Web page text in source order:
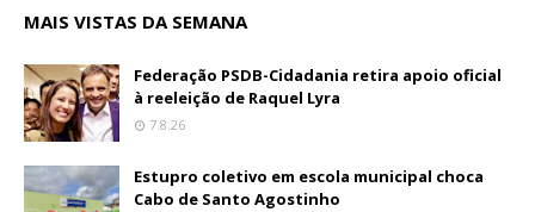
MAIS VISTAS DA SEMANA
Federação PSDB-Cidadania retira apoio oficial
à reeleição de Raquel Lyra
7.8.26
Estupro coletivo em escola municipal choca
Cabo de Santo Agostinho